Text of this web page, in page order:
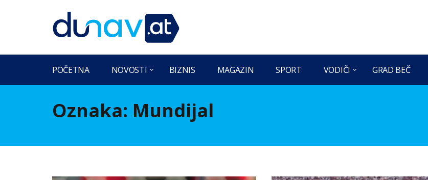
POČETNA NOVOSTI BIZNIS MAGAZIN SPORT VODIČI GRAD BEČ
Oznaka: Mundijal